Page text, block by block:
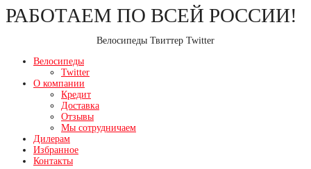
Перейти
к
РАБОТАЕМ ПО ВСЕЙ РОССИИ!
Велосипеды Твиттер Twitter
Велосипеды
Twitter
О компании
Кредит
Доставка
Отзывы
Мы сотрудничаем
Дилерам
Избранное
Контакты